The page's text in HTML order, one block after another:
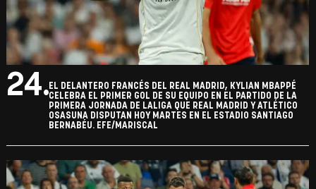
24.EL DELANTERO FRANCÉS DEL REAL MADRID, KYLIAN MBAPPÉ
CELEBRA EL PRIMER GOL DE SU EQUIPO EN EL PARTIDO DE LA
PRIMERA JORNADA DE LALIGA QUE REAL MADRID Y ATLÉTICO
OSASUNA DISPUTAN HOY MARTES EN EL ESTADIO SANTIAGO
BERNABÉU. EFE/MARISCAL